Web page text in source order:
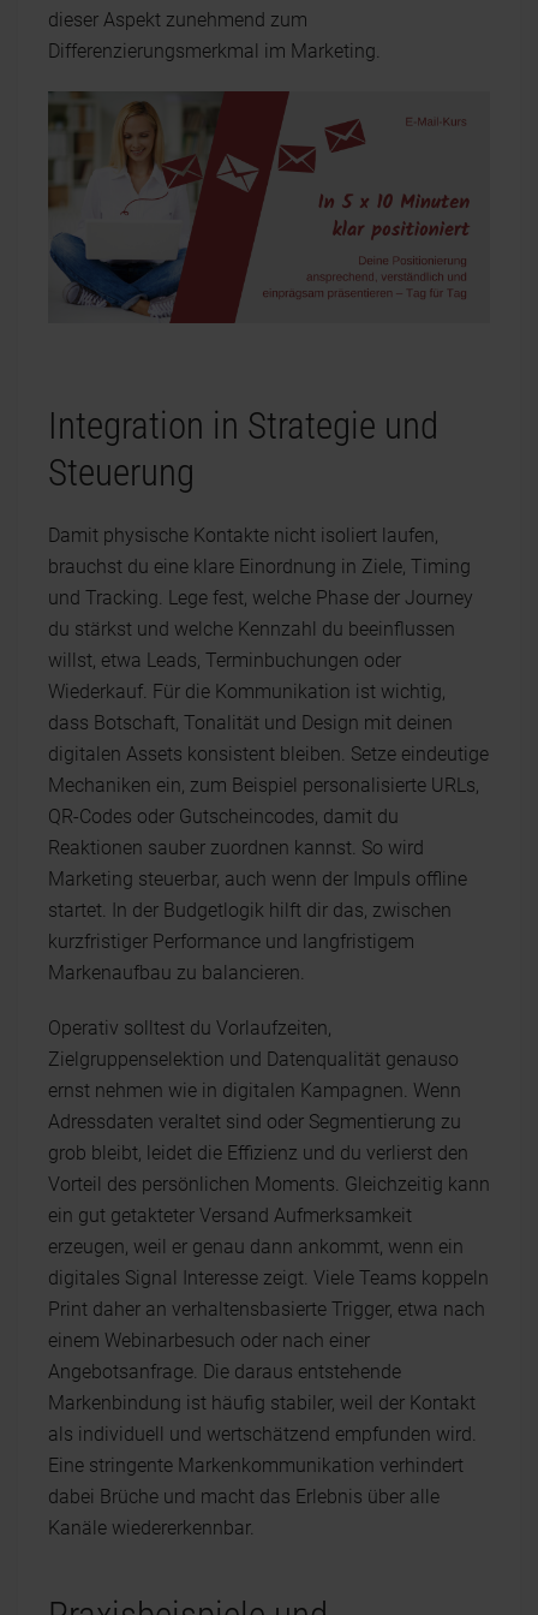
dieser Aspekt zunehmend zum
Differenzierungsmerkmal im Marketing.
Integration in Strategie und
Steuerung
Damit physische Kontakte nicht isoliert laufen,
brauchst du eine klare Einordnung in Ziele, Timing
und Tracking. Lege fest, welche Phase der Journey
du stärkst und welche Kennzahl du beeinflussen
willst, etwa Leads, Terminbuchungen oder
Wiederkauf. Für die Kommunikation ist wichtig,
dass Botschaft, Tonalität und Design mit deinen
digitalen Assets konsistent bleiben. Setze eindeutige
Mechaniken ein, zum Beispiel personalisierte URLs,
QR-Codes oder Gutscheincodes, damit du
Reaktionen sauber zuordnen kannst. So wird
Marketing steuerbar, auch wenn der Impuls offline
startet. In der Budgetlogik hilft dir das, zwischen
kurzfristiger Performance und langfristigem
Markenaufbau zu balancieren.
Operativ solltest du Vorlaufzeiten,
Zielgruppenselektion und Datenqualität genauso
ernst nehmen wie in digitalen Kampagnen. Wenn
Adressdaten veraltet sind oder Segmentierung zu
grob bleibt, leidet die Effizienz und du verlierst den
Vorteil des persönlichen Moments. Gleichzeitig kann
ein gut getakteter Versand Aufmerksamkeit
erzeugen, weil er genau dann ankommt, wenn ein
digitales Signal Interesse zeigt. Viele Teams koppeln
Print daher an verhaltensbasierte Trigger, etwa nach
einem Webinarbesuch oder nach einer
Angebotsanfrage. Die daraus entstehende
Markenbindung ist häufig stabiler, weil der Kontakt
als individuell und wertschätzend empfunden wird.
Eine stringente Markenkommunikation verhindert
dabei Brüche und macht das Erlebnis über alle
Kanäle wiedererkennbar.